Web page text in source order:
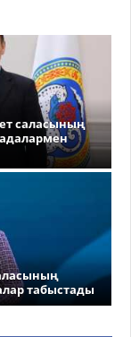
саласының
табыстады